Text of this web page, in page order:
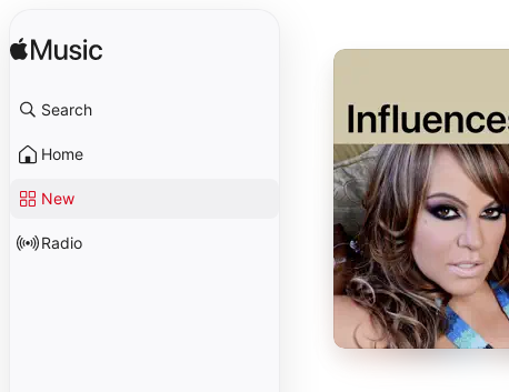
Search
Home
New
Radio